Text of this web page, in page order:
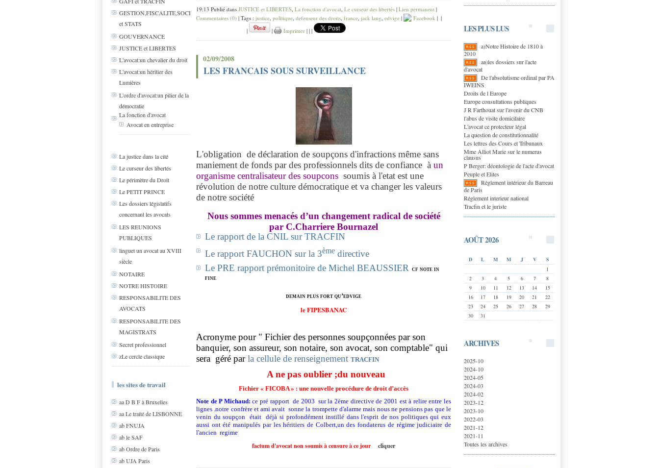
GESTION,FISCALITE,SOCIAL
et STATS
GOUVERNANCE
JUSTICE et LIBERTES
L'avocat:un chevalier du droit
L'avocat:un héritier des
Lumières
L'ordre d'avocat:un pilier de la
démocratie
La fonction d'avocat
Avocat en entreprise
La justice dans la cité
Le curseur des libertés
Le périmètre du Droit
Le PETIT PRINCE
Les dossiers législatifs
concernant les avocats
LES REUNIONS
PUBLIQUES
linguet un avocat au XVIII
siècle
NOTAIRE
NOTRE HISTOIRE
RESPONSABILITE DES
AVOCATS
RESPONSABILITE DES
MAGISTRATS
Secret professionnel
zLe cercle classique
les sites de travail
aa D B F à Bruxelles
aa Le traité de LISBONNE
ab FNUJA
ab le SAF
ab Ordre de Paris
ab UJA Paris
LES PLUS LUS
a)Notre Histoire de 1810 à
2010
aa)les dossiers sur l'acte
d'avocat
De l'absolutisme ordinal par PA
IWEINS
Droits de l Europe
Europe consultations publiques
J R Farthouat sur l'avenir du CNB
l'abus de visite domicilaire
L'avocat ce protecteur légal
La question de constitutionnalité
Les lettres des Cours et Tribunaux
Mme Alliot Marie sur le numerus
clausus
P Berger: déontologie de l'acte d'avocat
Peuple et Elites
Réglement intérieur du Barreau
de Paris
Réglement interieur national
Tracfin et le juriste
AOÛT 2026
D L M M J V
S
1
2
3 4 5 6 7
8
9
10 11 12 13 14
15
16
17 18 19 20 21
22
23
24 25 26 27 28
29
30
31
ARCHIVES
2025-10
2024-10
2024-05
2024-03
2024-02
2023-12
2023-10
2022-03
2021-12
2021-11
Toutes les archives
19:13 Publié dans JUSTICE et LIBERTES, La fonction d'avocat, Le curseur des libertés | Lien permanent |
Commentaires (0) | Tags : justice, politique, defenseur des droits, france, jack lang, edvige | Facebook | |
|
| Imprimer | | |
02/09/2008
LES FRANCAIS SOUS SURVEILLANCE
L'obligation de déclaration de soupçons d'infractions même sans
maniement de fonds par des professionnels dits de confiance à un
organisme centralisateur des soupcons soumis à l'etat est une
révolution de notre culture démocratique et va changer les valeurs
de notre société
Nous sommes menacés d’un changement radical de société
par C.Charriere Bournazel
Le rapport de la CNIL sur TRACFIN
Le rapport FAUCHON sur la 3ème directive
Le PRE rapport prémonitoire de Michel BEAUSSIER cf note in
fine
demain plus fort qu’edvige
le FIPESBANAC
Acronyme pour " Fichier des personnes soupçonnées par son
banquier, son assureur, son notaire, son avocat, son comptable" qui
sera géré parla cellule de renseignement tracfin
A ne pas oublier ;du nouveau
Fichier « FICOBA » : une nouvelle procédure de droit d’accès
Note de P Michaud: ce pré rapport de 2003 sur la 2ème directive de 2001 est à relire entre les
lignes .notre confrère et ami avait sonne la trompette d'alarme mais nous ne pensions pas que le
venin du soupçon était déjà si profondément instillé dans l'esprit de nos politiques qui eux
aussi ont été manipulés par les héritiers de Colbert,un des fondaterus de régime judiciaire de
l'ancien regime
factum d'avocat non soumis à censure à ce jour cliquer